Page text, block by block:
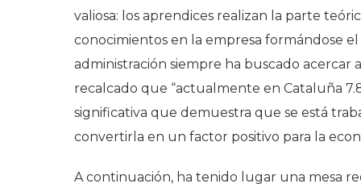
valiosa: los aprendices realizan la parte
conocimientos en la empresa formándose
administración siempre ha buscado
recalcado que “actualmente en Cataluña
significativa que demuestra que se está
convertirla en un factor positivo para la
A continuación, ha tenido lugar una mesa